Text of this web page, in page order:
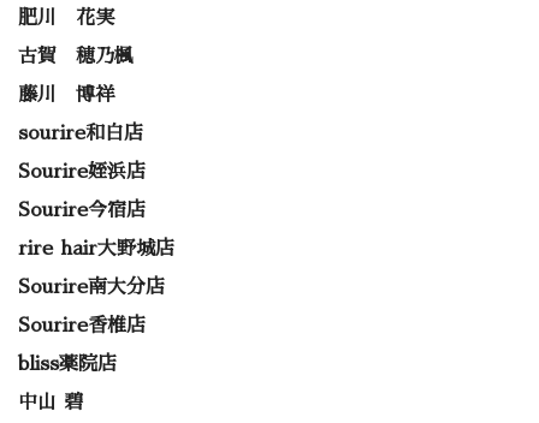
肥川 花実
古賀 穂乃楓
藤川 博祥
sourire和白店
Sourire姪浜店
Sourire今宿店
rire hair大野城店
Sourire南大分店
Sourire香椎店
bliss薬院店
中山 碧